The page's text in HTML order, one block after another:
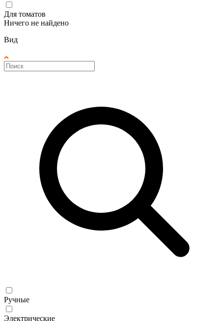
Для томатов
Ничего не найдено
Вид
Ручные
Электрические